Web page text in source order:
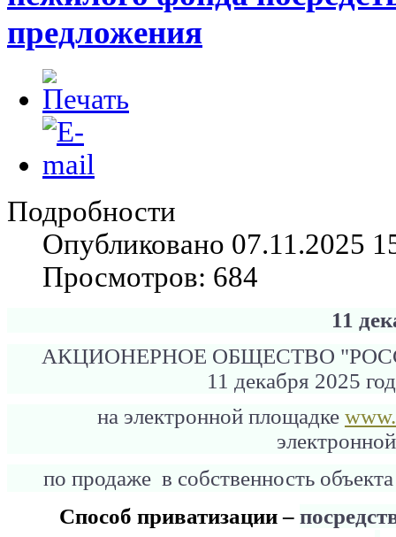
предложения
Подробности
Опубликовано 07.11.2025
Просмотров: 684
11
АКЦИОНЕРНОЕ ОБЩЕСТВО
11 декабря 2025
на электронной площадке
по продаже в собственность
Способ приватизации –